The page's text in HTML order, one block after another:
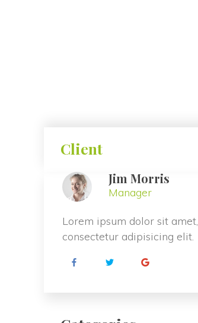
Client
Jim Morris
Manager
Lorem ipsum dolor sit amet,
consectetur adipisicing elit.